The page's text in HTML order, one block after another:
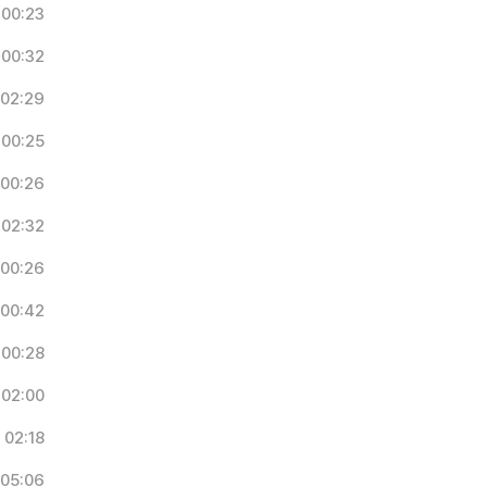
00:23
00:32
02:29
00:25
00:26
02:32
00:26
00:42
00:28
02:00
02:18
05:06